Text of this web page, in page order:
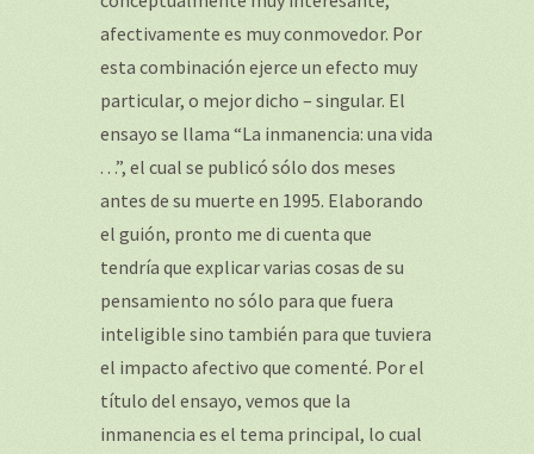
afectivamente es muy conmovedor. Por
esta combinación ejerce un efecto muy
particular, o mejor dicho – singular. El
ensayo se llama “La inmanencia: una vida
. . .”, el cual se publicó sólo dos meses
antes de su muerte en 1995. Elaborando
el guión, pronto me di cuenta que
tendría que explicar varias cosas de su
pensamiento no sólo para que fuera
inteligible sino también para que tuviera
el impacto afectivo que comenté. Por el
título del ensayo, vemos que la
inmanencia es el tema principal, lo cual